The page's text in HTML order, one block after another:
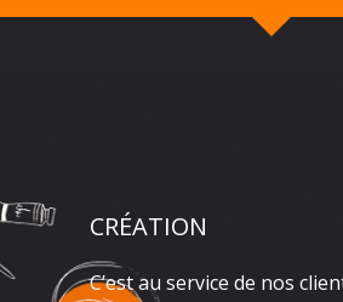
CRÉATION
C’est au service de nos